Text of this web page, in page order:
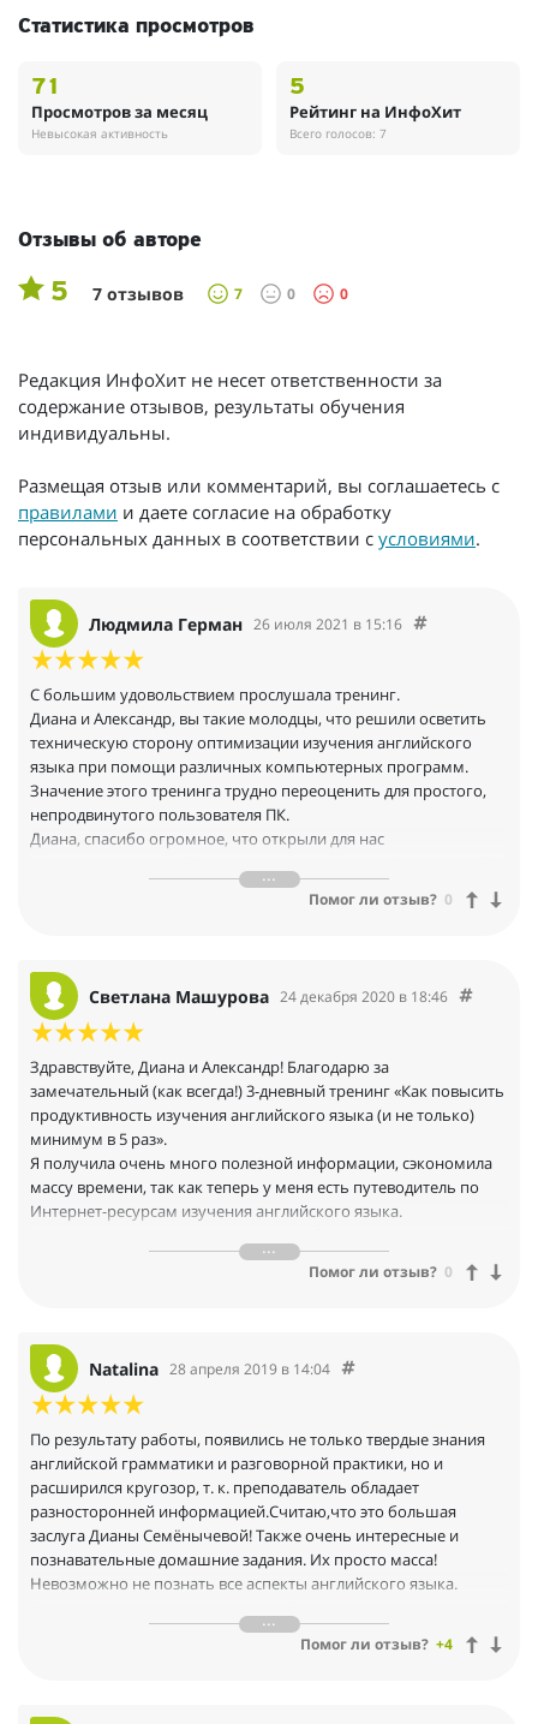
Статистика просмотров
71
Просмотров за месяц
Невысокая активность
5
Рейтинг на ИнфоХит
Всего голосов: 7
Отзывы об авторе
5 7 отзывов 7 0 0
Редакция ИнфоХит не несет ответственности за
содержание отзывов, результаты обучения
индивидуальны.
Размещая отзыв или комментарий, вы соглашаетесь с
правилами и даете согласие на обработку
персональных данных в соответствии с условиями.
Людмила Герман 26 июля 2021 в 15:16
С большим удовольствием прослушала тренинг.
Диана и Александр, вы такие молодцы, что решили осветить
техническую сторону оптимизации изучения английского
языка при помощи различных компьютерных программ.
Значение этого тренинга трудно переоценить для простого,
непродвинутого пользователя ПК.
Диана, спасибо огромное, что открыли для нас
настолько доступно и последовательно излагал на тренинге
материал, что не понять и не разобраться было просто
понятней.
Наконец-то я полностью разобралась с Anki и узнала, как
можно легко и быстро работать с кучей словарей
и плагинах я узнала впервые. Очень понравилась Evernote,
теперь я ее буду использовать для всей своей информации и
ее структуризации.
Благодаря Александру, я открыла для себя целый мир новых и
полезных программ. И теперь, я уверена, моя эффективность
изучения языка возрастет в разы. Это дорогого стоит. Для меня
— это прорыв. Безмерно вам благодарна! Очень ценный
Помог ли отзыв? 0
Светлана Машурова 24 декабря 2020 в 18:46
Здравствуйте, Диана и Александр! Благодарю за
замечательный (как всегда!) 3-дневный тренинг «Как повысить
продуктивность изучения английского языка (и не только)
минимум в 5 раз».
Я получила очень много полезной информации, сэкономила
массу времени, так как теперь у меня есть путеводитель по
Интернет-ресурсам изучения английского языка.
ведущих тренинга — Дианы и Александра. И очень приятно
Помог ли отзыв? 0
Natalina 28 апреля 2019 в 14:04
По результату работы, появились не только твердые знания
английской грамматики и разговорной практики, но и
расширился кругозор, т. к. преподаватель обладает
разносторонней информацией.Считаю,что это большая
заслуга Дианы Семёнычевой! Также очень интересные и
познавательные домашние задания. Их просто масса!
Невозможно не познать все аспекты английского языка.
оставляет sms сообщения, которые приходят к ней
Помог ли отзыв? +4